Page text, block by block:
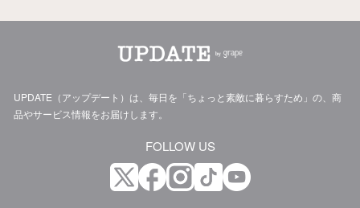
UPDATE（アップデート）は、毎日を「ちょっと素敵に暮らすため」の、商
品やサービス情報をお届けします。
FOLLOW US